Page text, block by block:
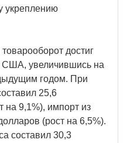
укреплению
достиг
США, увеличившись на
годом. При
25,6
на 9,1%), импорт из
(рост на 6,5%).
составил 30,3